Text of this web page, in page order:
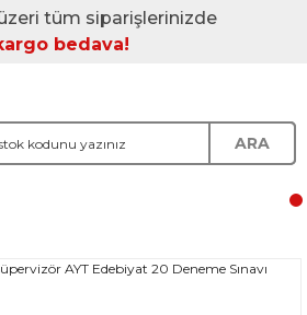
tüm siparişlerinizde
bedava!
ARA